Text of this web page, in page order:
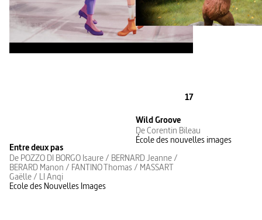
17
Entre deux pas
De POZZO DI BORGO Isaure / BERNARD Jeanne /
BERARD Manon / FANTINO Thomas / MASSART
Gaëlle / LI Anqi
Ecole des Nouvelles Images
Wild Groove
De Corentin Bileau
École des nouvelles images